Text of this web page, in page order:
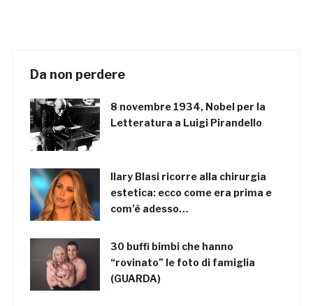
Da non perdere
8 novembre 1934, Nobel per la
Letteratura a Luigi Pirandello
Ilary Blasi ricorre alla chirurgia
estetica: ecco come era prima e
com’è adesso…
30 buffi bimbi che hanno
“rovinato” le foto di famiglia
(GUARDA)